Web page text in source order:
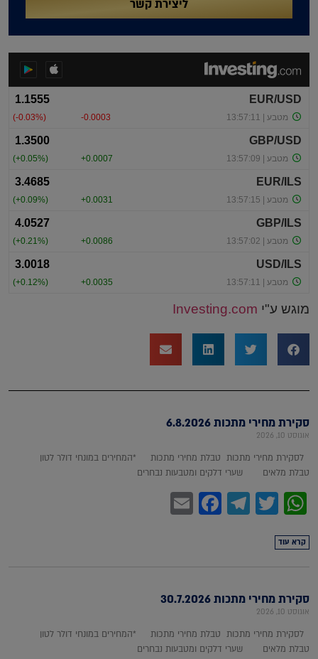
ליצירת קשר
מוגש ע"י Investing.com
סקירת מחירי מתכות 6.8.2026
אוגוסט 10, 2026
לסקירת מחירי מתכות טבלת מחירי מתכות *המחירים במונחי דולר לטון
טבלת מלאים שערי דלקים ומטבעות נבחרים
WhatsApp
Twitter
Telegram
Facebook
קרא עוד
סקירת מחירי מתכות 30.7.2026
אוגוסט 10, 2026
לסקירת מחירי מתכות טבלת מחירי מתכות *המחירים במונחי דולר לטון
טבלת מלאים שערי דלקים ומטבעות נבחרים